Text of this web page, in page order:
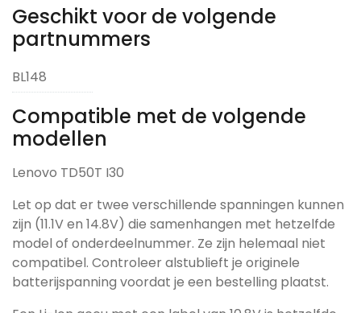
Geschikt voor de volgende
partnummers
BL148
Compatible met de volgende
modellen
Lenovo TD50T I30
Let op dat er twee verschillende spanningen kunnen
zijn (11.1V en 14.8V) die samenhangen met hetzelfde
model of onderdeelnummer. Ze zijn helemaal niet
compatibel. Controleer alstublieft je originele
batterijspanning voordat je een bestelling plaatst.